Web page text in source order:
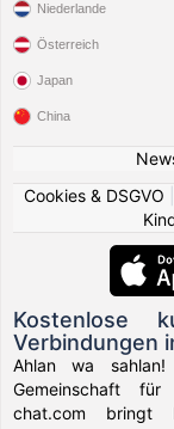
Niederlande
Österreich
Japan
China
Cookies & DSGVO
Kostenlose
Verbindungen
Ahlan wa sahlan!
Gemeinschaft für
chat.com bringt